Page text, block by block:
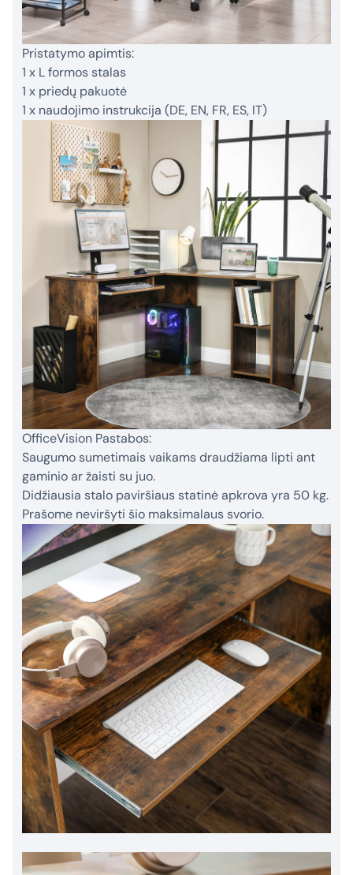
Pristatymo apimtis:
1 x L formos stalas
1 x priedų pakuotė
1 x naudojimo instrukcija (DE, EN, FR, ES, IT)
OfficeVision Pastabos:
Saugumo sumetimais vaikams draudžiama lipti ant
gaminio ar žaisti su juo.
Didžiausia stalo paviršiaus statinė apkrova yra 50 kg.
Prašome neviršyti šio maksimalaus svorio.